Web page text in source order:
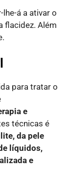
á a ativar o
flacidez. Além
para tratar o
e
técnicas é
da pele
líquidos,
e